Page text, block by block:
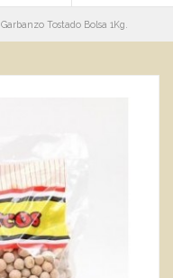
Garbanzo Tostado Bolsa 1Kg.